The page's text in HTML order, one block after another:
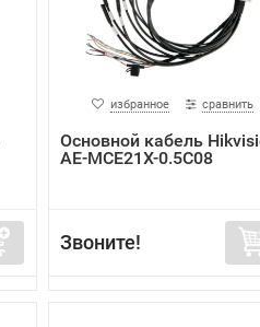
избранное сравнить
Основной кабель
AE-MCE21X-0.5C08
Звоните!